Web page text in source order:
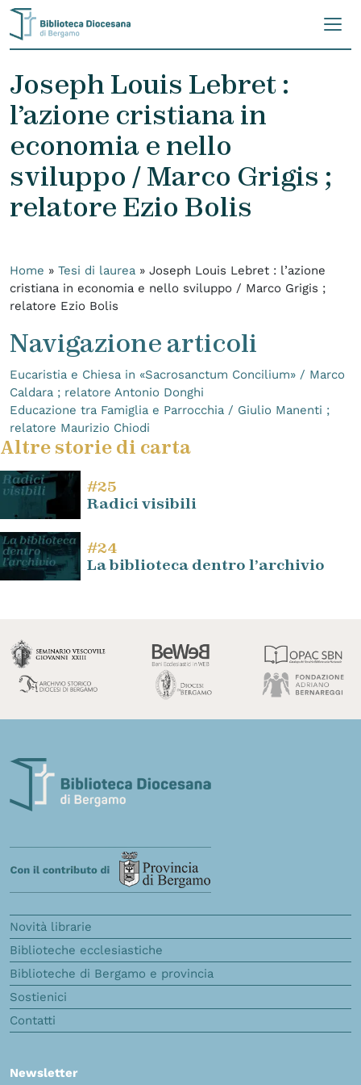
Skip to content
Joseph Louis Lebret :
l’azione cristiana in
economia e nello
sviluppo / Marco Grigis ;
relatore Ezio Bolis
Home » Tesi di laurea » Joseph Louis Lebret : l’azione
cristiana in economia e nello sviluppo / Marco Grigis ;
relatore Ezio Bolis
Navigazione articoli
Eucaristia e Chiesa in «Sacrosanctum Concilium» / Marco
Caldara ; relatore Antonio Donghi
Educazione tra Famiglia e Parrocchia / Giulio Manenti ;
relatore Maurizio Chiodi
Altre storie di carta
#25
Radici visibili
#24
La biblioteca dentro l’archivio
Novità librarie
Biblioteche ecclesiastiche
Biblioteche di Bergamo e provincia
Sostienici
Contatti
Newsletter